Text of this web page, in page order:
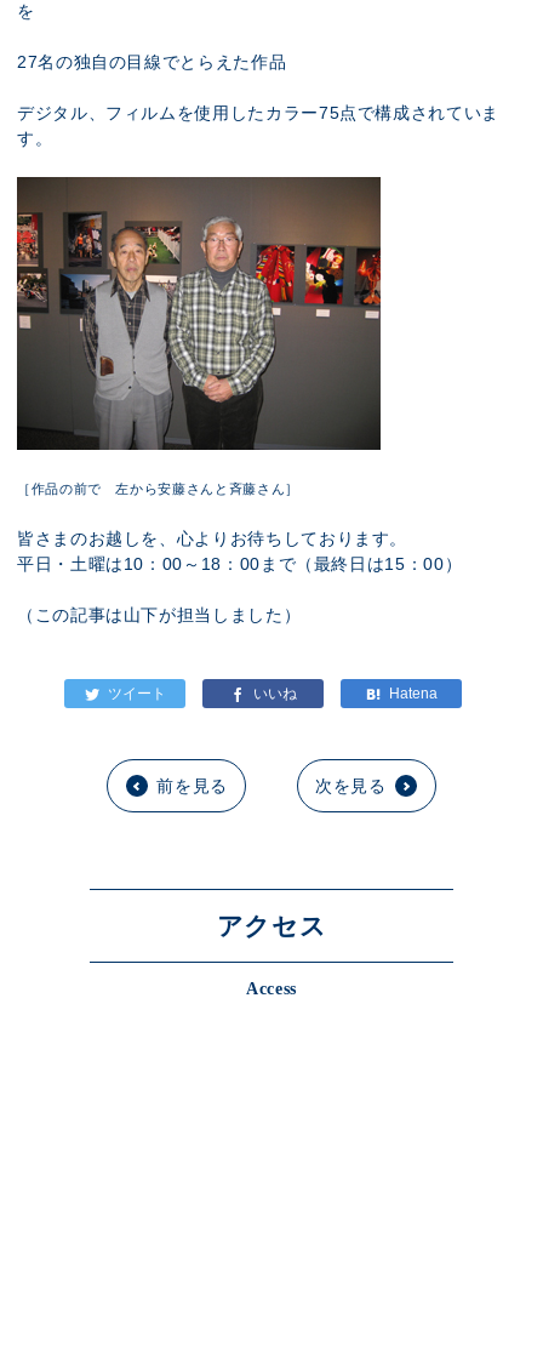
を
27名の独自の目線でとらえた作品
デジタル、フィルムを使用したカラー75点で構成されていま
す。
［作品の前で 左から安藤さんと斉藤さん］
皆さまのお越しを、心よりお待ちしております。
平日・土曜は10：00～18：00まで（最終日は15：00）
（この記事は山下が担当しました）
前を見る 次を見る
アクセス
Access